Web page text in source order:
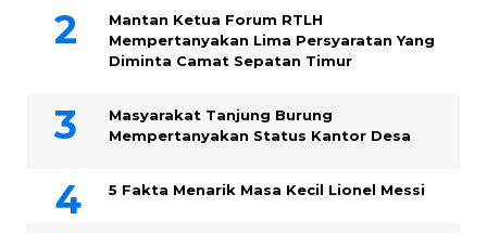
Mantan Ketua Forum RTLH
Mempertanyakan Lima Persyaratan Yang
Diminta Camat Sepatan Timur
Masyarakat Tanjung Burung
Mempertanyakan Status Kantor Desa
5 Fakta Menarik Masa Kecil Lionel Messi